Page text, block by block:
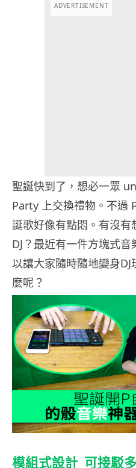
ADVERTISEMENT
聖誕快到了，想必一眾
Party 上交換禮物。不過
誕歌好像有點悶。有沒
DJ？最近有一件方塊式
以讓大家隨時隨地變身
麼呢？
模組式設計 可接駁